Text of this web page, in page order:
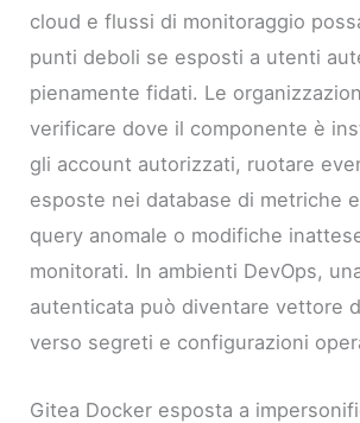
cloud e flussi di monitoraggio
punti deboli se esposti a utenti
pienamente fidati. Le
verificare dove il componente è
gli account autorizzati, ruotare
esposte nei database di metriche
query anomale o modifiche
monitorati. In ambienti DevOps,
autenticata può diventare vettore
verso segreti e configurazioni
Gitea Docker esposta a